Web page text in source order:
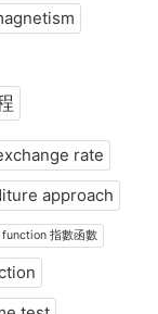
rate
approach
指數函數